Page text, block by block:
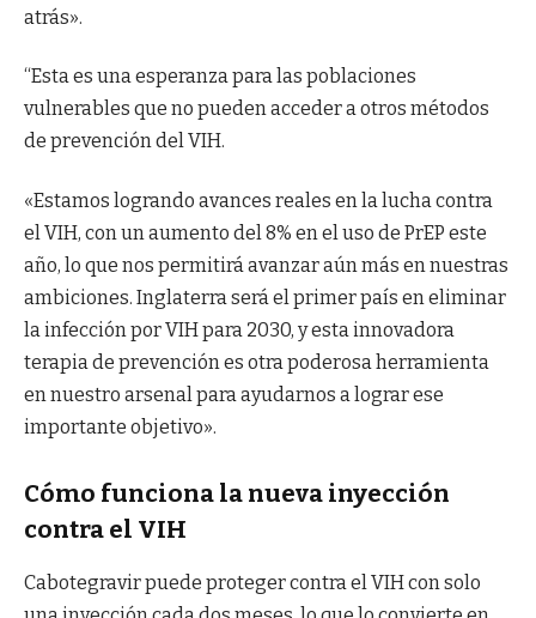
atrás».
“Esta es una esperanza para las poblaciones
vulnerables que no pueden acceder a otros métodos
de prevención del VIH.
«Estamos logrando avances reales en la lucha contra
el VIH, con un aumento del 8% en el uso de PrEP este
año, lo que nos permitirá avanzar aún más en nuestras
ambiciones. Inglaterra será el primer país en eliminar
la infección por VIH para 2030, y esta innovadora
terapia de prevención es otra poderosa herramienta
en nuestro arsenal para ayudarnos a lograr ese
importante objetivo».
Cómo funciona la nueva inyección
contra el VIH
Cabotegravir puede proteger contra el VIH con solo